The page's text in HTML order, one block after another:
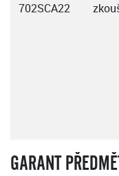
702SCA22
GARANT